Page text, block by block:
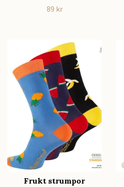
89 kr
Frukt strumpor